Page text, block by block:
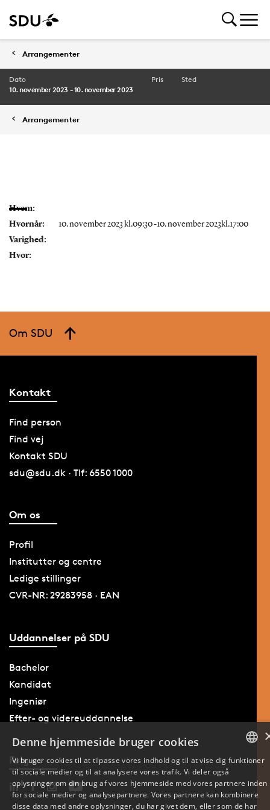
Arrangementer
Dato
10. november 2023 - 10. november 2023
Pris Sted
Arrangementer
Hvem:
Hvornår:
10. november 2023 kl.09:30 -10. november 2023kl.17:00
Varighed:
Hvor:
Om SDU
Kontakt
Find person
Find vej
Kontakt SDU
sdu@sdu.dk · Tlf: 6550 1000
Om os
Profil
Institutter og centre
Ledige stillinger
CVR-NR: 29283958 · EAN
Uddannelser på SDU
Bachelor
Kandidat
Ingeniør
Efter- og videreuddannelse
Følg os
ENGLISH
Denne hjemmeside bruger cookies
Vi bruger cookies til at tilpasse vores indhold og til at vise dig funktioner
til sociale medier og til at analysere vores trafik. Vi deler også
oplysninger om din brug af vores hjemmeside med vores partnere inden
for sociale medier og analysepartnere. Vores partnere kan kombinere
disse data med andre oplysninger, du har givet dem, eller som de har